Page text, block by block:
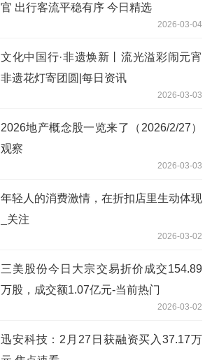
官 出行客流平稳有序 今日精选
2026-03-04
文化中国行·非遗焕新丨流光溢彩闹元宵
非遗花灯寄团圆|每日资讯
2026-03-03
2026地产概念股一览来了（2026/2/27）
观察
2026-03-03
年轻人的消费激情，在折扣店里生动体现
_关注
2026-03-02
三美股份今日大宗交易折价成交154.89
万股，成交额1.07亿元-当前热门
2026-03-02
迅安科技：2月27日获融资买入37.17万